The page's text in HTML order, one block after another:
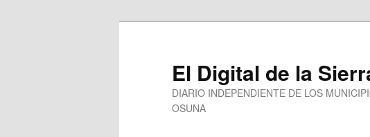
El Digital de la
DIARIO INDEPENDIENTE DE LOS
OSUNA